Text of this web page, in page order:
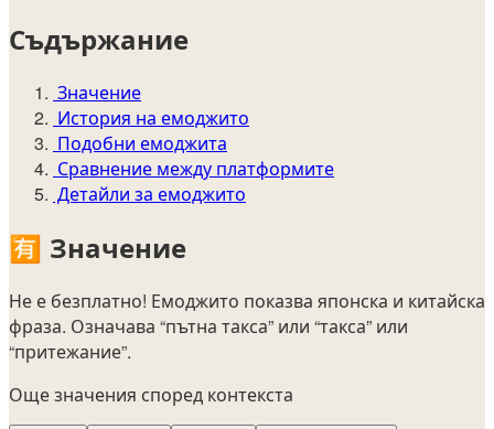
Съдържание
Значение
История на емоджито
Подобни емоджита
Сравнение между платформите
Детайли за емоджито
🈶 Значение
Не е безплатно! Емоджито показва японска и китайска
фраза. Означава “пътна такса” или “такса” или
“притежание”.
Още значения според контекста